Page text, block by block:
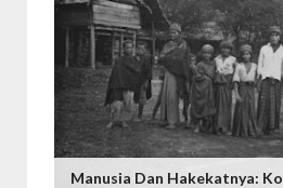
Manusia Dan Hakekatnya: